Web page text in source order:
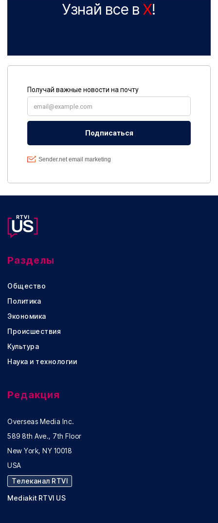
Узнай все в X!
Разделы
Общество
Политика
Экономика
Происшествия
Культура
Наука и технологии
Редакция
Overseas Media Inc.
589 8th Ave., 7th Floor
New York, NY 10018
USA
Телеканал RTVI
Mediakit RTVI US